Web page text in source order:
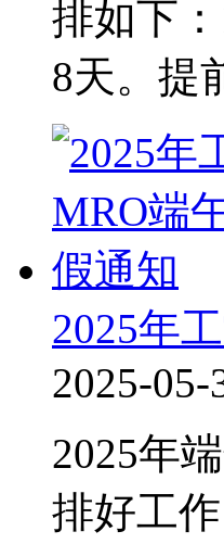
排如下
8天。提
2025年
2025-05-
2025年
排好工